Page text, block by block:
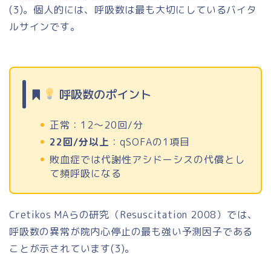
(3)。個人的には、呼吸数は最も大切にしているバイタ
ルサインです。
呼吸数のポイント
正常：12〜20回/分
22回/分以上 ：qSOFAの1項目
敗血症では代謝性アシドーシスの代償とし
て頻呼吸になる
Cretikos MAらの研究（Resuscitation 2008）では、
呼吸数の異常が院内心停止の最も強い予測因子である
ことが示されています(3)。